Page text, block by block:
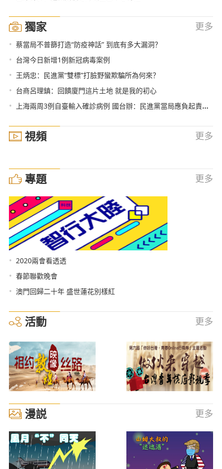
獨家 更多
• 蔡當局不普篩打造“防疫神話” 到底有多大漏洞？
• 台灣今日新增1例新冠病毒案例
• 王炳忠：民進黨“雙標”打臉野蠻欺騙所為何來？
• 台商呂理鎮：回饋廈門這片土地 就是我的初心
• 上海兩周3例自臺輸入確診病例 國台辦：民進黨當局應負起責任 專業對待疫情防控
視頻 更多
專題 更多
• 2020兩會看透透
• 春節聯歡晚會
• 澳門回歸二十年 盛世蓮花別樣紅
活動 更多
漫説 更多